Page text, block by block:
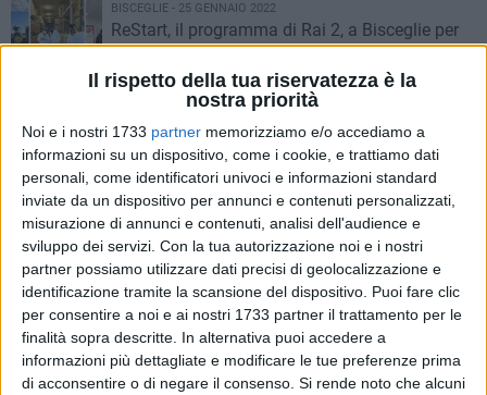
Il rispetto della tua riservatezza è la
nostra priorità
Noi e i nostri 1733 partner memorizziamo e/o accediamo a
informazioni su un dispositivo, come i cookie, e trattiamo dati
personali, come identificatori univoci e informazioni standard
inviate da un dispositivo per annunci e contenuti personalizzati,
misurazione di annunci e contenuti, analisi dell'audience e
sviluppo dei servizi. Con la tua autorizzazione noi e i nostri
partner possiamo utilizzare dati precisi di geolocalizzazione e
identificazione tramite la scansione del dispositivo. Puoi fare clic
per consentire a noi e ai nostri 1733 partner il trattamento per le
finalità sopra descritte. In alternativa puoi accedere a
informazioni più dettagliate e modificare le tue preferenze prima
di acconsentire o di negare il consenso. Si rende noto che alcuni
BISCEGLIE - 25 GENNAIO 2022
ReStart, il programma di Rai 2, a Bisceglie per
raccontare le difficoltà della filiera
dell’agroalimentare
PUGLIA - 21 GENNAIO 2022
Rischio aumento costo del caffè, Fipe lancia
l'allarme
BISCEGLIE - 14 GENNAIO 2022
"Custodiamo le imprese", ristoro per alcune
categorie
BISCEGLIE - 12 GENNAIO 2022
"Natale in vetrina", ecco i vincitori del contest